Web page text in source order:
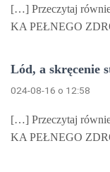
[…] Przeczytaj
KA PEŁNEGO
Lód, a skręcenie
024-08-16 o 12:58
[…] Przeczytaj
KA PEŁNEGO